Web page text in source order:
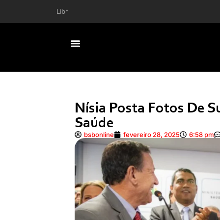
Liberdade de expressão tem limite, diz Lula sobre re
Nísia Posta Fotos De
Saúde
bsbonline fevereiro 28, 2025 6:58 pm